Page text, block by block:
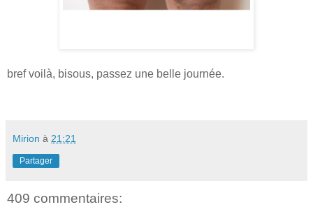
bref voilà, bisous, passez une belle journée.
Mirion à 21:21
Partager
409 commentaires: